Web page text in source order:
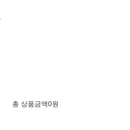
총 상품금액0원